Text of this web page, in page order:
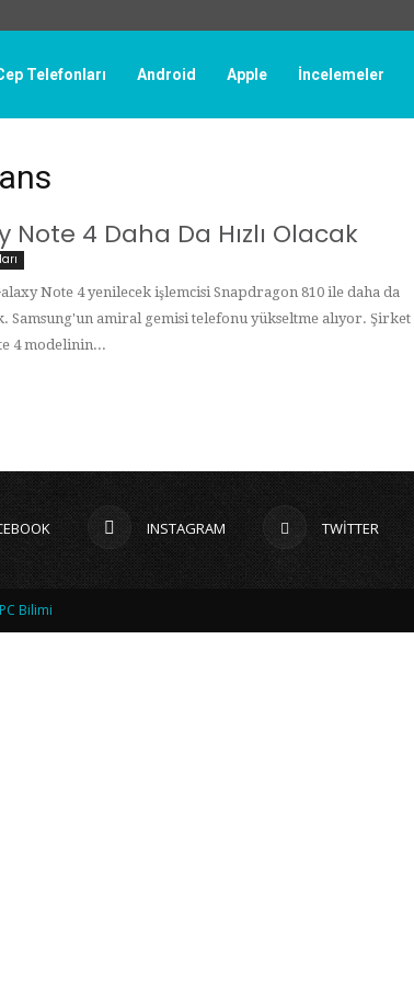
Telefonları Android Apple İncelemeler
Note 4 Daha Da Hızlı Olacak
Note 4 yenilecek işlemcisi Snapdragon 810 ile daha da
Samsung'un amiral gemisi telefonu yükseltme alıyor. Şirket
4 modelinin...
INSTAGRAM TWITTER
PC Bilimi